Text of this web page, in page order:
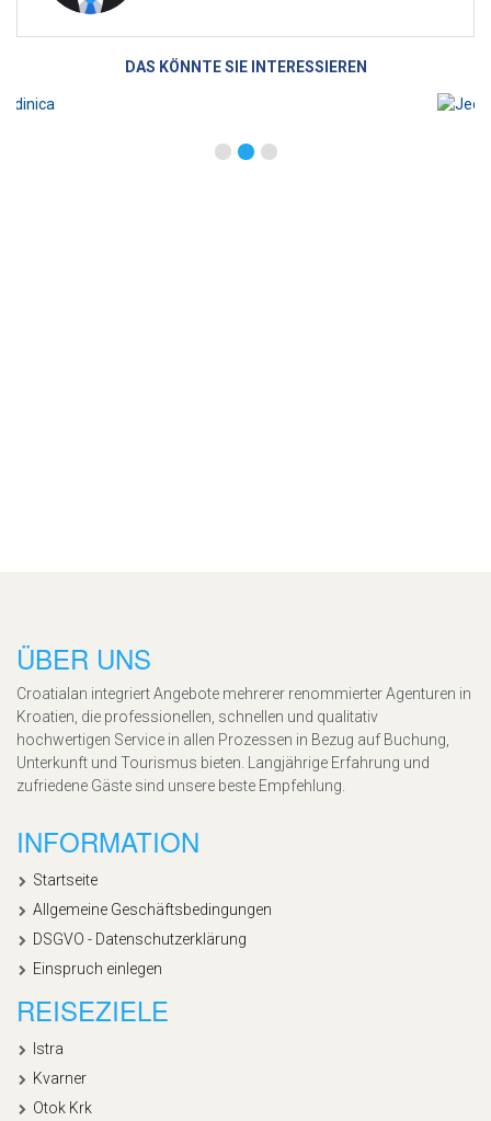
DAS KÖNNTE SIE INTERESSIEREN
ÜBER UNS
Croatialan integriert Angebote mehrerer renommierter Agenturen in
Kroatien, die professionellen, schnellen und qualitativ
hochwertigen Service in allen Prozessen in Bezug auf Buchung,
Unterkunft und Tourismus bieten. Langjährige Erfahrung und
zufriedene Gäste sind unsere beste Empfehlung.
INFORMATION
Startseite
Allgemeine Geschäftsbedingungen
DSGVO - Datenschutzerklärung
Einspruch einlegen
REISEZIELE
Istra
Kvarner
Otok Krk